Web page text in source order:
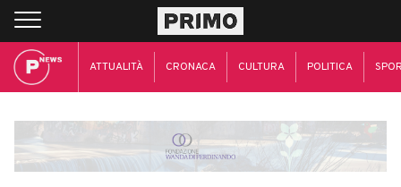
ATTUALITÀ CRONACA CULTURA POLITICA